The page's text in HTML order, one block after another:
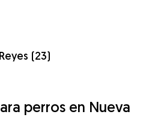
(23)
perros en Nueva